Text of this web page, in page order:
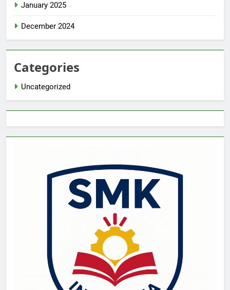
January 2025
December 2024
Categories
Uncategorized